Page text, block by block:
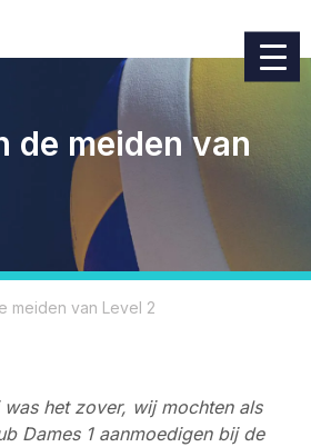
de meiden van
meiden van Level 2
het zover, wij mochten als
Dames 1 aanmoedigen bij de